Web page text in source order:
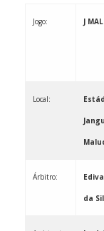
Jogo: J
Local:
Árbitro:
da